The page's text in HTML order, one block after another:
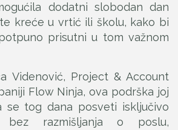
dodatni slobodan dan
kreće u vrtić ili školu, kako bi
prisutni u tom važnom
Videnović, Project & Account
Flow Ninja, ova podrška joj
se tog dana posveti isključivo
bez razmišljanja o poslu,